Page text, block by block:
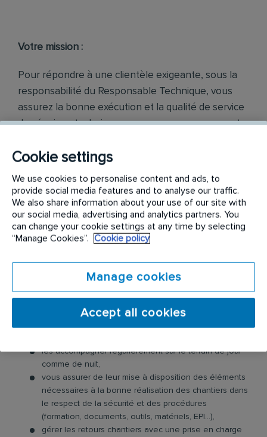
Votre mission :
Pour répondre à une clientèle exigeante, sous la
responsabilité du Responsable Technique, vous
assurez la bonne exécution et la qualité de service
des équipes techniques par un accompagnement
règles d’hygiène et de sécurité et à l'application
régions limitrophes.
Vous serez amené(e)auprès de nos clientsà :
réaliser des opérations de maintenance, installation,
conseils à nos clients,
Vous serez amené(e)auprès des équipes
les accompagner régulièrement sur le terrain de jour
comme de nuit,
vous assurer de leur mise à disposition des éléments
nécessaires à la bonne réalisation des chantiers dans
le respect de la sécurité et des procédures
(formation, documents, outils, matériels, EPI…),
gérer les retours chantiers avec une prise en charge
Cookie settings
We use cookies to personalise content and ads, to
provide social media features and to analyse our traffic.
We also share information about your use of our site with
our social media, advertising and analytics partners. You
can change your cookie settings at any time by selecting
“Manage Cookies”.
Cookie policy
Manage cookies
Accept all cookies